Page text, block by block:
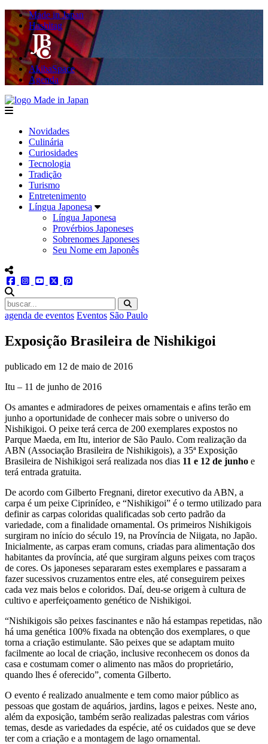
Made in Japan
Hashitag
AkibaSpace
Agenda
menu
Novidades
Culinária
Curiosidades
Tecnologia
Tradição
Turismo
Entretenimento
Língua Japonesa
Língua Japonesa
Provérbios Japoneses
Sobrenomes Japoneses
Seu Nome em Japonês
menu redes social
facebookinstagram
youtube
twitter
agenda de eventos Eventos São Paulo
Exposição Brasileira de Nishikigoi
publicado em 12 de maio de 2016
Itu – 11 de junho de 2016
Os amantes e admiradores de peixes ornamentais e afins terão em
junho a oportunidade de conhecer mais sobre o universo do
Nishikigoi. O peixe terá cerca de 200 exemplares expostos no
Parque Maeda, em Itu, interior de São Paulo. Com realização da
ABN (Associação Brasileira de Nishikigois), a 35ª Exposição
Brasileira de Nishikigoi será realizada nos dias 11 e 12 de junho e
terá entrada gratuita.
De acordo com Gilberto Fregnani, diretor executivo da ABN, a
carpa é um peixe Ciprinídeo, e “Nishikigoi” é o termo utilizado para
definir as carpas coloridas qualificadas sob certo padrão da
variedade, com a finalidade ornamental. Os primeiros Nishikigois
surgiram no início do século 19, na Província de Niigata, no Japão.
Inicialmente, as carpas eram comuns, criadas para alimentação dos
habitantes da província, até que surgiram alguns peixes com traços
de cores. Os japoneses separaram estes exemplares e passaram a
fazer sucessivos cruzamentos entre eles, até conseguirem peixes
cada vez mais belos e coloridos. Daí, deu-se origem à cultura de
cultivo e aperfeiçoamento genético de Nishikigoi.
“Nishikigois são peixes fascinantes e não há estampas repetidas, não
há uma genética 100% fixada na obtenção dos exemplares, o que
torna a criação estimulante. São peixes que se adaptam muito
facilmente ao local de criação, inclusive reconhecem os donos da
casa e costumam comer o alimento nas mãos do proprietário,
quando lhes é oferecido”, comenta Gilberto.
O evento é realizado anualmente e tem como maior público as
pessoas que gostam de aquários, jardins, lagos e peixes. Neste ano,
além da exposição, também serão realizadas palestras com vários
temas, desde as variedades da espécie, até os cuidados que se deve
ter com a criação e a montagem de lago ornamental.